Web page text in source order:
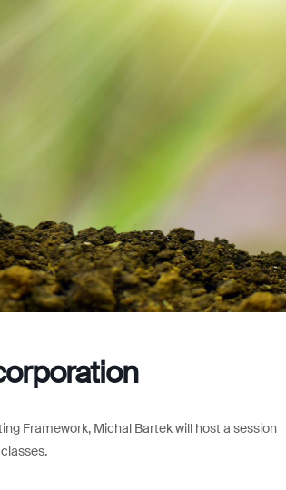
Framework, Michal Bartek will host a session